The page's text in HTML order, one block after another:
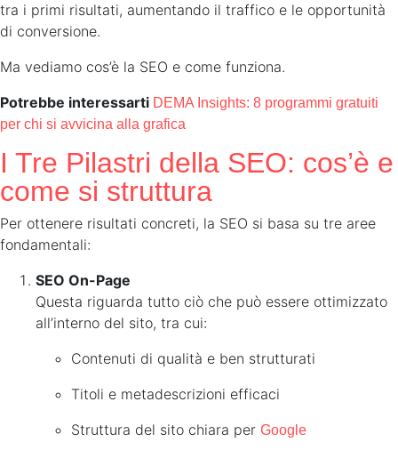
tra i primi risultati, aumentando il traffico e le opportunità
di conversione.
Ma vediamo cos’è la SEO e come funziona.
Potrebbe interessarti DEMA Insights: 8 programmi gratuiti
per chi si avvicina alla grafica
I Tre Pilastri della SEO: cos’è e
come si struttura
Per ottenere risultati concreti, la SEO si basa su tre aree
fondamentali:
SEO On-Page
Questa riguarda tutto ciò che può essere ottimizzato
all’interno del sito, tra cui:
Contenuti di qualità e ben strutturati
Titoli e metadescrizioni efficaci
Struttura del sito chiara per Google